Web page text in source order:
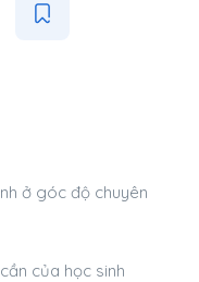
ở góc độ chuyên
của học sinh